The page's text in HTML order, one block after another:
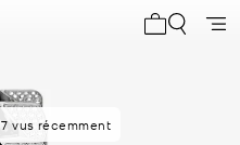
7 vus récemment